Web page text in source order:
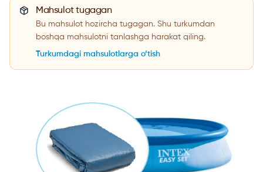
Mahsulot tugagan
Bu mahsulot hozircha tugagan. Shu turkumdan
boshqa mahsulotni tanlashga harakat qiling.
Turkumdagi mahsulotlarga o‘tish